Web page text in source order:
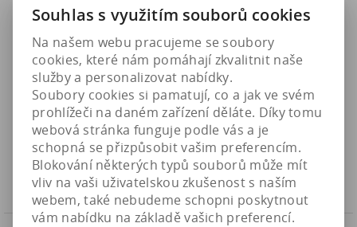
RF pH 7 kalibrační roztok (50ml)
124 Kč (bez DPH)
Art:RF-PH7LIQUID
Skladem
Koupit
Souhlas s využitím souborů cookies
Na našem webu pracujeme se soubory
cookies, které nám pomáhají zkvalitnit naše
služby a personalizovat nabídky.
Soubory cookies si pamatují, co a jak ve svém
prohlížeči na daném zařízení děláte. Díky tomu
webová stránka funguje podle vás a je
schopná se přizpůsobit vašim preferencím.
Blokování některých typů souborů může mít
vliv na vaši uživatelskou zkušenost s naším
webem, také nebudeme schopni poskytnout
vám nabídku na základě vašich preferencí.